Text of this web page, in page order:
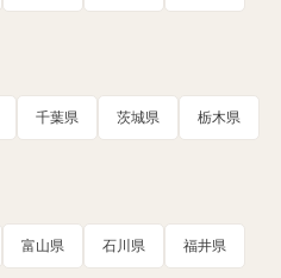
千葉県 茨城県 栃木県
富山県 石川県 福井県